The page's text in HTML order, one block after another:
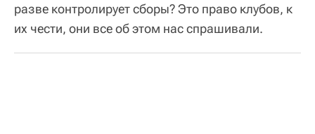
разве контролирует сборы? Это право клубов, к
их чести, они все об этом нас спрашивали.